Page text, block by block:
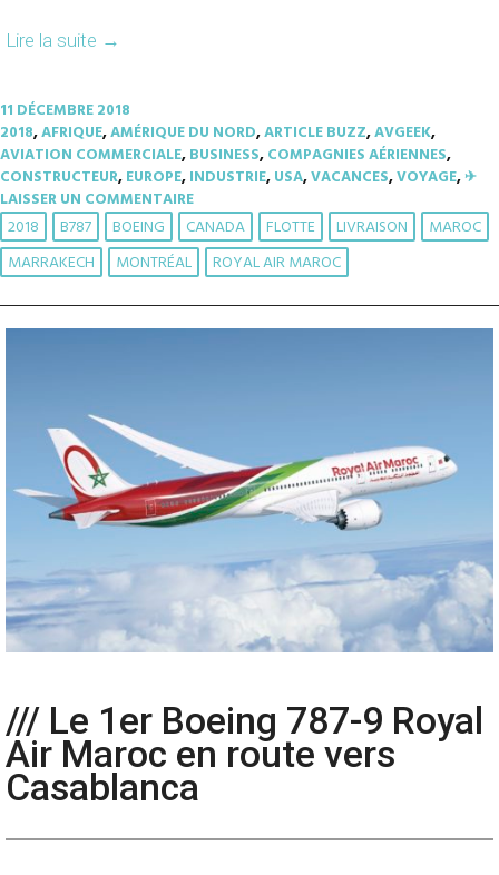
Lire la suite →
11 DÉCEMBRE 2018
2018,AFRIQUE,AMÉRIQUE DU NORD,ARTICLE BUZZ,AVGEEK,
AVIATION COMMERCIALE,BUSINESS,COMPAGNIES AÉRIENNES,
CONSTRUCTEUR,EUROPE,INDUSTRIE,USA,VACANCES,VOYAGE,✈︎
LAISSER UN COMMENTAIRE
2018 B787 BOEING CANADA FLOTTE LIVRAISON
MAROC
MARRAKECH
MONTRÉAL ROYAL AIR MAROC
/// Le 1er Boeing 787-9 Royal
Air Maroc en route vers
Casablanca